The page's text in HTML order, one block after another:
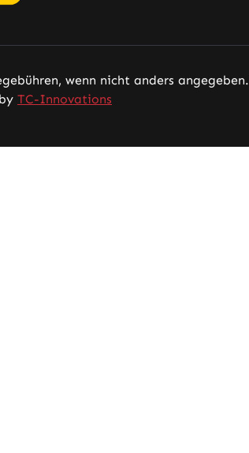
wenn nicht anders angegeben.
TC-Innovations